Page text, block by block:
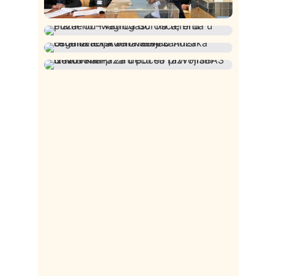
Rasim Ljajić podneo ostavku na mesto
predsednika SDPS
Požar od Magliča do Ušća, brda u